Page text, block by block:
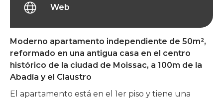
Moderno apartamento independiente de 50m²,
reformado en una antigua casa en el centro
histórico de la ciudad de Moissac, a 100m de la
Abadía y el Claustro
El apartamento está en el 1er piso y tiene una
Web